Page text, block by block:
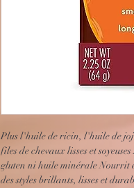
Plus l'huile de ricin, l'huile de
files de chevaux lisses et
gluten ni huile minérale Nourrit
des styles brillants, lisses et